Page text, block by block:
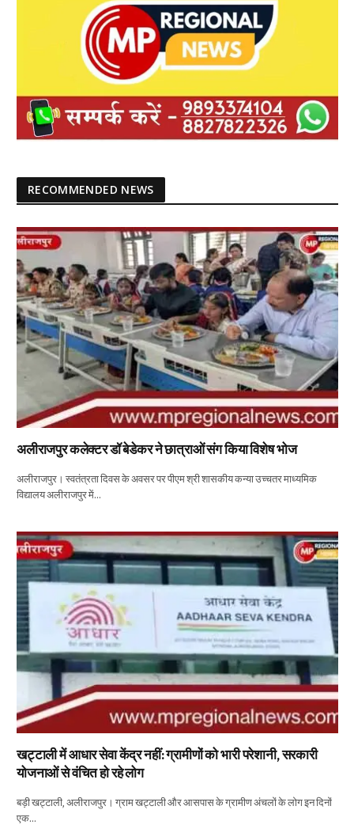
RECOMMENDED NEWS
अलीराजपुर कलेक्टर डॉ बेडेकर ने छात्राओं संग किया विशेष भोज
अलीराजपुर। स्वतंत्रता दिवस के अवसर पर पीएम श्री शासकीय कन्या उच्चतर माध्यमिक
विद्यालय अलीराजपुर में…
खट्टाली में आधार सेवा केंद्र नहीं: ग्रामीणों को भारी परेशानी, सरकारी
योजनाओं से वंचित हो रहे लोग
बड़ी खट्टाली, अलीराजपुर। ग्राम खट्टाली और आसपास के ग्रामीण अंचलों के लोग इन दिनों
एक…